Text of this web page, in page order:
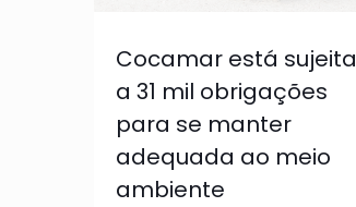
Cocamar está sujeita
a 31 mil obrigações
para se manter
adequada ao meio
ambiente